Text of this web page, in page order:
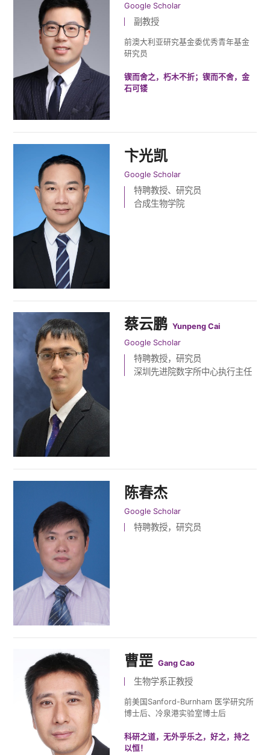
Google Scholar
副教授
前澳大利亚研究基金委优秀青年基金
研究员
锲而舍之，朽木不折；锲而不舍，金
石可镂
卞光凯
Google Scholar
特聘教授、研究员
合成生物学院
蔡云鹏 Yunpeng Cai
Google Scholar
特聘教授，研究员
深圳先进院数字所中心执行主任
陈春杰
Google Scholar
特聘教授，研究员
曹罡 Gang Cao
生物学系正教授
前美国Sanford-Burnham 医学研究所
博士后、冷泉港实验室博士后
科研之道，无外乎乐之，好之，持之
以恒！